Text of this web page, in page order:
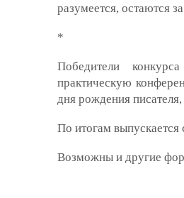
разумеется, остаются
*
Победители
практическую
дня рождения
По итогам выпускается
Возможны и другие